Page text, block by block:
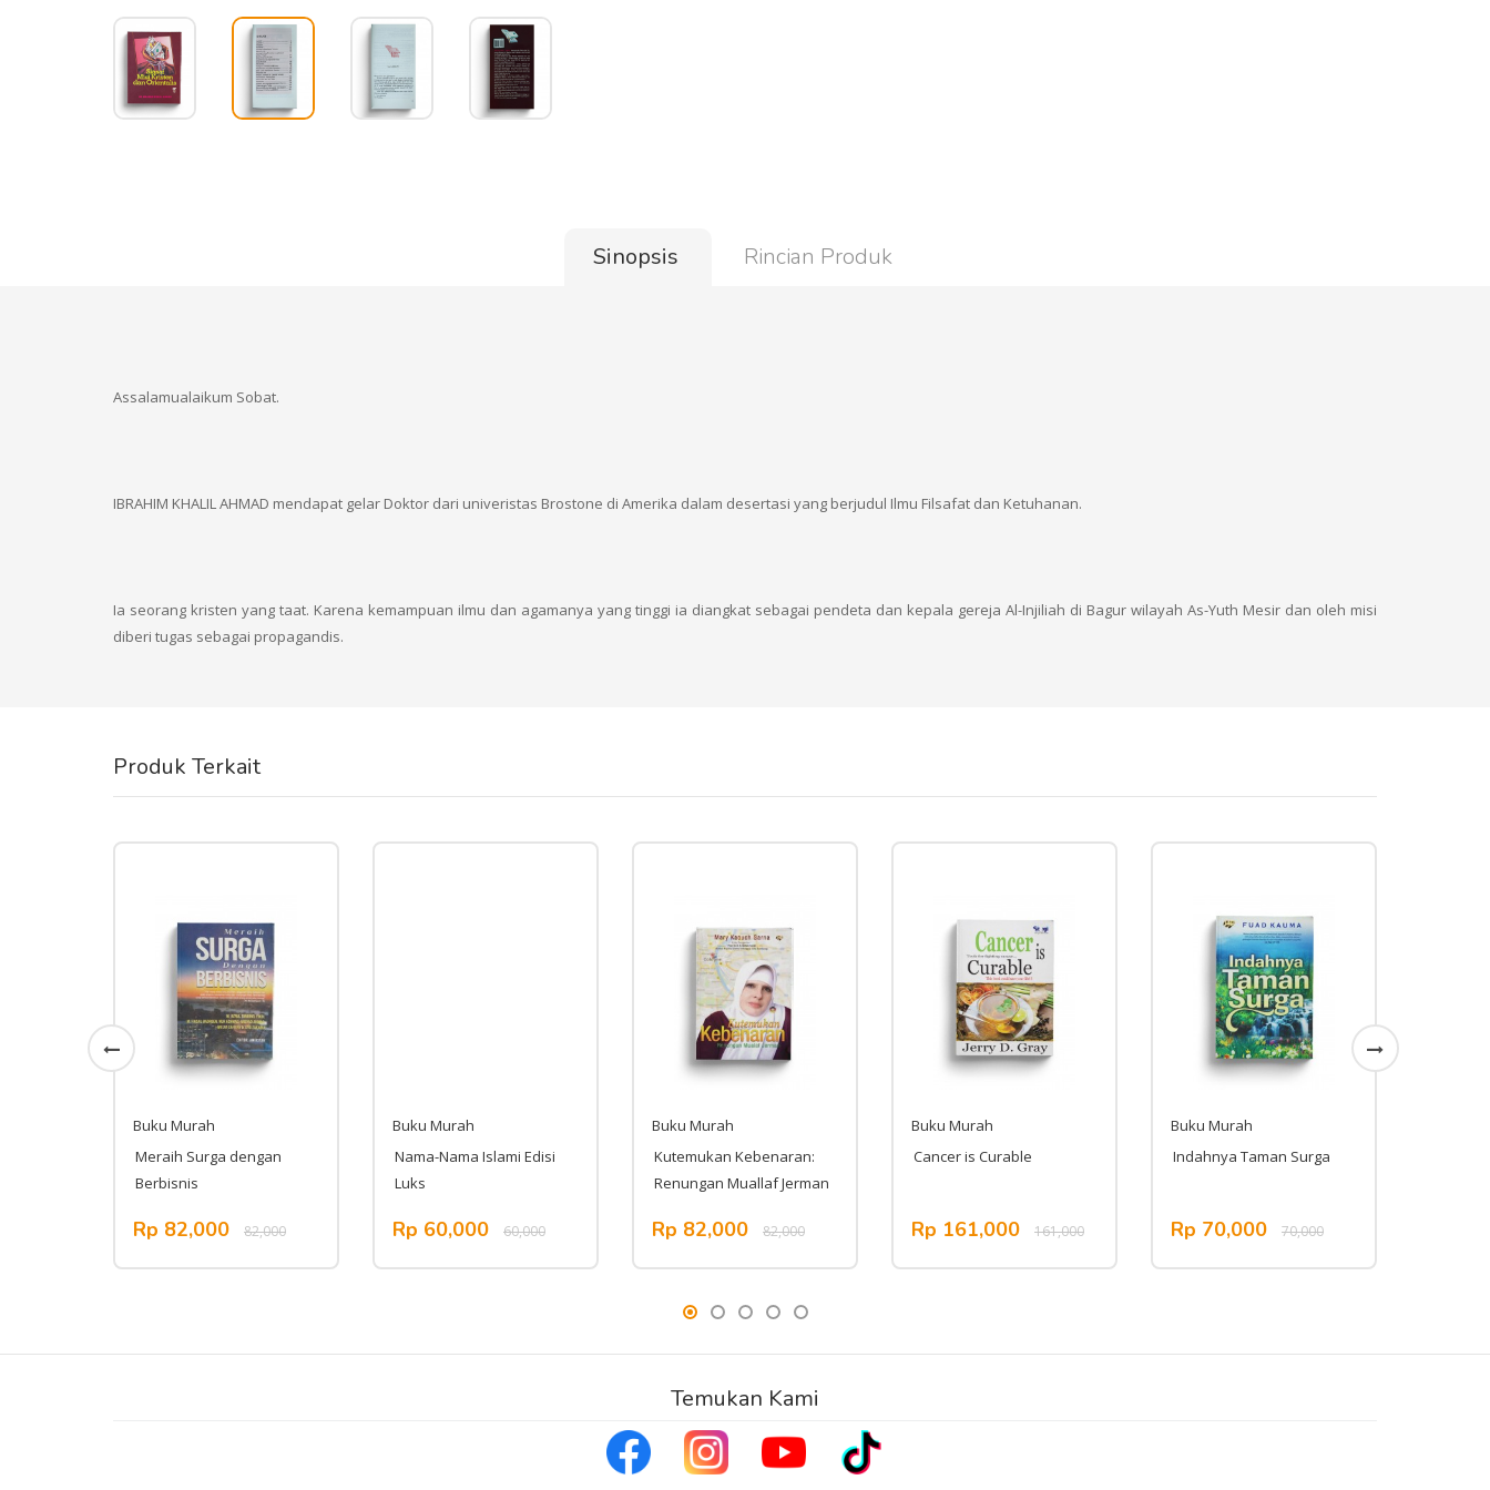
Sinopsis Rincian Produk
Assalamualaikum Sobat.
IBRAHIM KHALIL AHMAD mendapat gelar Doktor dari univeristas Brostone di Amerika dalam desertasi yang berjudul Ilmu Filsafat dan Ketuhanan.
Ia seorang kristen yang taat. Karena kemampuan ilmu dan agamanya yang tinggi ia diangkat sebagai pendeta dan kepala gereja Al-Injiliah di Bagur wilayah As-Yuth Mesir dan oleh misi
diberi tugas sebagai propagandis.
Produk Terkait
Buku Murah
Meraih Surga dengan
Berbisnis
Rp 82,000 82,000
Buku Murah
Nama-Nama Islami Edisi
Luks
Rp 60,000 60,000
Buku Murah
Kutemukan Kebenaran:
Renungan Muallaf Jerman
Rp 82,000 82,000
Buku Murah
Cancer is Curable
Rp 161,000 161,000
Buku Murah
Indahnya Taman Surga
Rp 70,000 70,000
Temukan Kami